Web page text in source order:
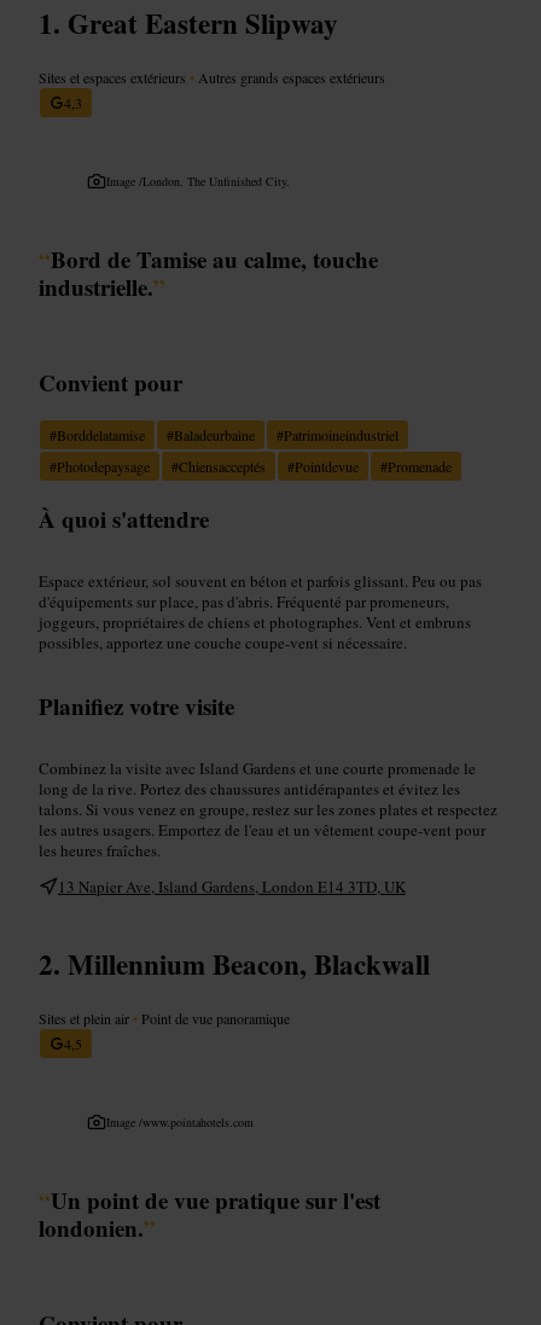
Great Eastern Slipway
Sites et espaces extérieurs • Autres grands espaces extérieurs
4,3
Image /London, The Unfinished City.
“Bord de Tamise au calme, touche
industrielle.”
Convient pour
#Borddelatamise #Baladeurbaine #Patrimoineindustriel
#Photodepaysage #Chiensacceptés #Pointdevue #Promenade
À quoi s'attendre
Espace extérieur, sol souvent en béton et parfois glissant. Peu ou pas
d'équipements sur place, pas d'abris. Fréquenté par promeneurs,
joggeurs, propriétaires de chiens et photographes. Vent et embruns
possibles, apportez une couche coupe-vent si nécessaire.
Planifiez votre visite
Combinez la visite avec Island Gardens et une courte promenade le
long de la rive. Portez des chaussures antidérapantes et évitez les
talons. Si vous venez en groupe, restez sur les zones plates et respectez
les autres usagers. Emportez de l'eau et un vêtement coupe-vent pour
les heures fraîches.
13 Napier Ave, Island Gardens, London E14 3TD, UK
Millennium Beacon, Blackwall
Sites et plein air • Point de vue panoramique
4,5
Image /www.pointahotels.com
“Un point de vue pratique sur l'est
londonien.”